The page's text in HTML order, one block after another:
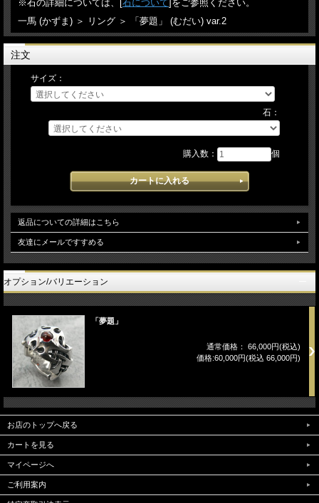
※石の詳細については、[石について]をご参照ください。
一馬 (かずま) ＞ リング ＞ 「夢題」 (むだい) var.2
注文
サイズ：
石：
購入数： 個
返品についての詳細はこちら
友達にメールですすめる
オプション/バリエーション
「夢題」
通常価格： 66,000円(税込)
価格:60,000円(税込 66,000円)
お店のトップへ戻る
カートを見る
マイページへ
ご利用案内